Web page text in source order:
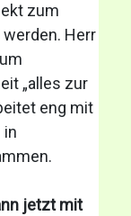
zum
werden. Herr
„alles zur
eng mit
in
jetzt mit